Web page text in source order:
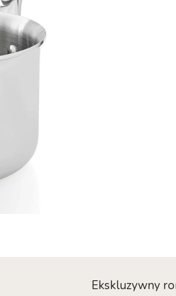
Ekskluzywny